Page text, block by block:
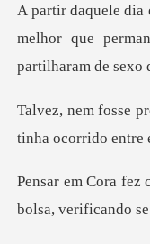
melhor que
tinha ocorrido e
bolsa, verificando